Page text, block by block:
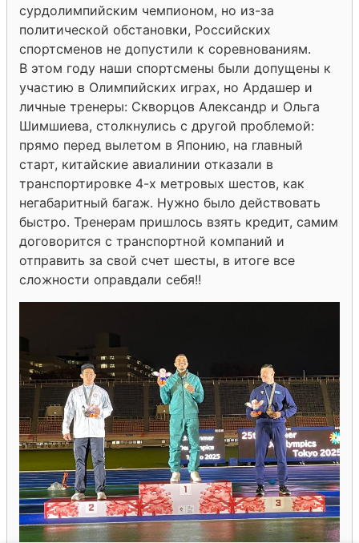
сурдолимпийским чемпионом, но из-за
политической обстановки, Российских
спортсменов не допустили к соревнованиям.
В этом году наши спортсмены были допущены к
участию в Олимпийских играх, но Ардашер и
личные тренеры: Скворцов Александр и Ольга
Шимшиева, столкнулись с другой проблемой:
прямо перед вылетом в Японию, на главный
старт, китайские авиалинии отказали в
транспортировке 4-х метровых шестов, как
негабаритный багаж. Нужно было действовать
быстро. Тренерам пришлось взять кредит, самим
договорится с транспортной компаний и
отправить за свой счет шесты, в итоге все
сложности оправдали себя!!